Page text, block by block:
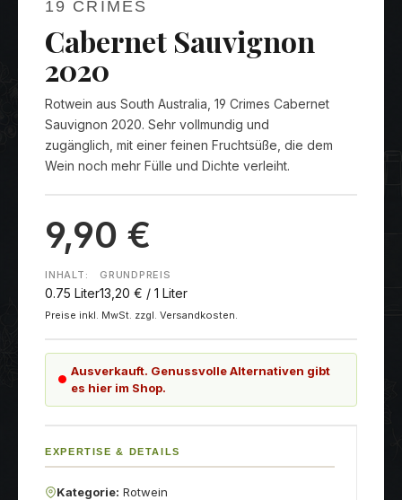
19 CRIMES
Cabernet Sauvignon
2020
Rotwein aus South Australia, 19 Crimes Cabernet
Sauvignon 2020. Sehr vollmundig und
zugänglich, mit einer feinen Fruchtsüße, die dem
Wein noch mehr Fülle und Dichte verleiht.
9,90 €
INHALT:
0.75 Liter
GRUNDPREIS
13,20 € / 1 Liter
Preise inkl. MwSt. zzgl. Versandkosten.
Ausverkauft. Genussvolle Alternativen gibt
es hier im Shop.
EXPERTISE & DETAILS
Kategorie: Rotwein